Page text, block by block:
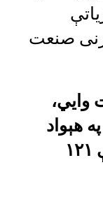
صنعت
وایي،
هېواد
کې په بېلابېلو سکټورونو کې ۱۲۱